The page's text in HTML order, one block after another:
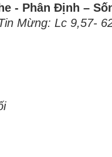
- Phân Định –
Mừng: Lc 9,57-